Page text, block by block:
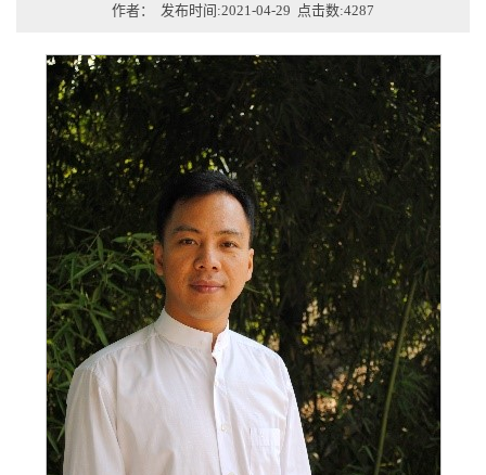
作者： 发布时间:2021-04-29 点击数:4287